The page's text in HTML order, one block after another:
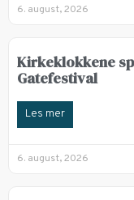
6. august, 2026
Kirkeklokkene
Gatefestival
Les mer
6. august, 2026